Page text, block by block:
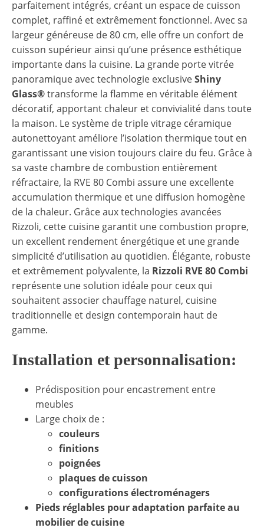
parfaitement intégrés, créant un espace de cuisson
complet, raffiné et extrêmement fonctionnel. Avec sa
largeur généreuse de 80 cm, elle offre un confort de
cuisson supérieur ainsi qu’une présence esthétique
importante dans la cuisine. La grande porte vitrée
panoramique avec technologie exclusiveShiny
Glass®transforme la flamme en véritable élément
décoratif, apportant chaleur et convivialité dans toute
la maison. Le système de triple vitrage céramique
autonettoyant améliore l’isolation thermique tout en
garantissant une vision toujours claire du feu. Grâce à
sa vaste chambre de combustion entièrement
réfractaire, la RVE 80 Combi assure une excellente
accumulation thermique et une diffusion homogène
de la chaleur. Grâce aux technologies avancées
Rizzoli, cette cuisine garantit une combustion propre,
un excellent rendement énergétique et une grande
simplicité d’utilisation au quotidien. Élégante, robuste
et extrêmement polyvalente, la Rizzoli RVE 80 Combi
représente une solution idéale pour ceux qui
souhaitent associer chauffage naturel, cuisine
traditionnelle et design contemporain haut de
gamme.
Installation et personnalisation:
Prédisposition pour encastrement entre
meubles
Large choix de :
couleurs
finitions
poignées
plaques de cuisson
configurations électroménagers
Pieds réglables pour adaptation parfaite au
mobilier de cuisine